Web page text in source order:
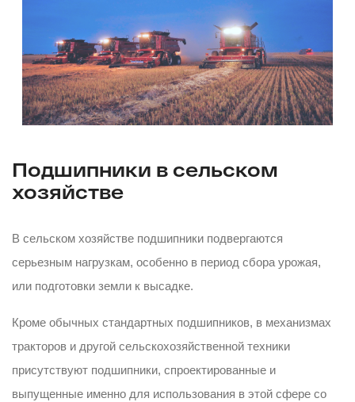
Подшипники в сельском
хозяйстве
В сельском хозяйстве подшипники подвергаются
серьезным нагрузкам, особенно в период сбора урожая,
или подготовки земли к высадке.
Кроме обычных стандартных подшипников, в механизмах
тракторов и другой сельскохозяйственной техники
присутствуют подшипники, спроектированные и
выпущенные именно для использования в этой сфере со